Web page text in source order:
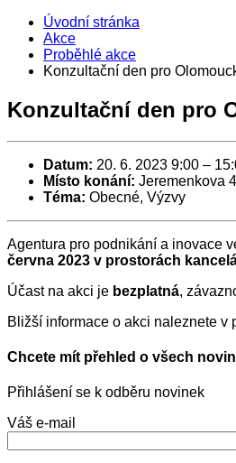
Úvodní stránka
Akce
Proběhlé akce
Konzultační den pro
Konzultační den pro
Datum: 20. 6. 2023 9:00 –
Místo konání: Jeremenkova
Téma: Obecné, Výzvy
Agentura pro podnikání a inovace
června 2023 v prostorách
Účast na akci je bezplatná,
Bližší informace o akci naleznete v
Chcete mít přehled o všech
Přihlášení se k odběru novinek
Váš e-mail